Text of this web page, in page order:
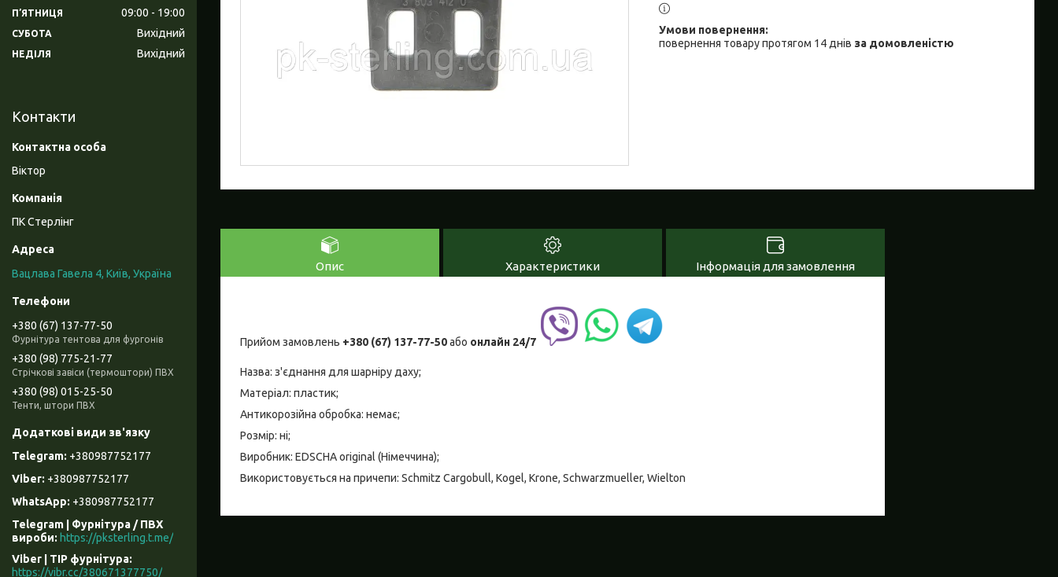
повернення товару протягом 14 днів за домовленістю
Опис Характеристики Інформація для замовлення
Прийом замовлень +380 (67) 137-77-50або онлайн 24/7
Назва: з'єднання для шарніру даху;
Матеріал: пластик;
Антикорозійна обробка: немає;
Розмір: ні;
Виробник: EDSCHA original (Німеччина);
Використовується на причепи: Schmitz Cargobull, Kogel, Krone, Schwarzmueller, Wielton
ПʼЯТНИЦЯ 09:00 19:00
СУБОТА Вихідний
НЕДІЛЯ Вихідний
Контакти
Віктор
ПК Стерлінг
Вацлава Гавела 4, Київ, Україна
+380 (67) 137-77-50
Фурнітура тентова для фургонів
+380 (98) 775-21-77
Стрічкові завіси (термоштори) ПВХ
+380 (98) 015-25-50
Тенти, штори ПВХ
+380987752177
+380987752177
+380987752177
Telegram | Фурнітура / ПВХ
вироби
https://pksterling.t.me/
Viber | ТІР фурнітура
https://vibr.cc/380671377750/